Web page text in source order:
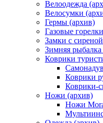
Велоодежда
Велосумки
Гермы (архив)
Газовые
Замки с
Зимняя
Коврики
Коврики
Коврики-
Ножи (архив)
Ножи